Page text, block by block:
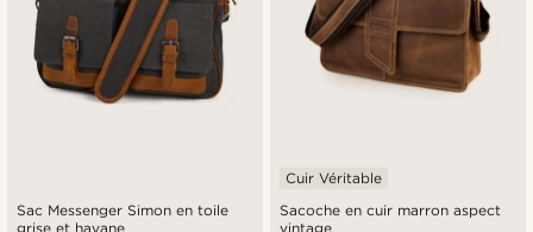
Sac Messenger Simon en toile
grise et havane
Sacoche en cuir marron aspect
vintage
Cuir Véritable